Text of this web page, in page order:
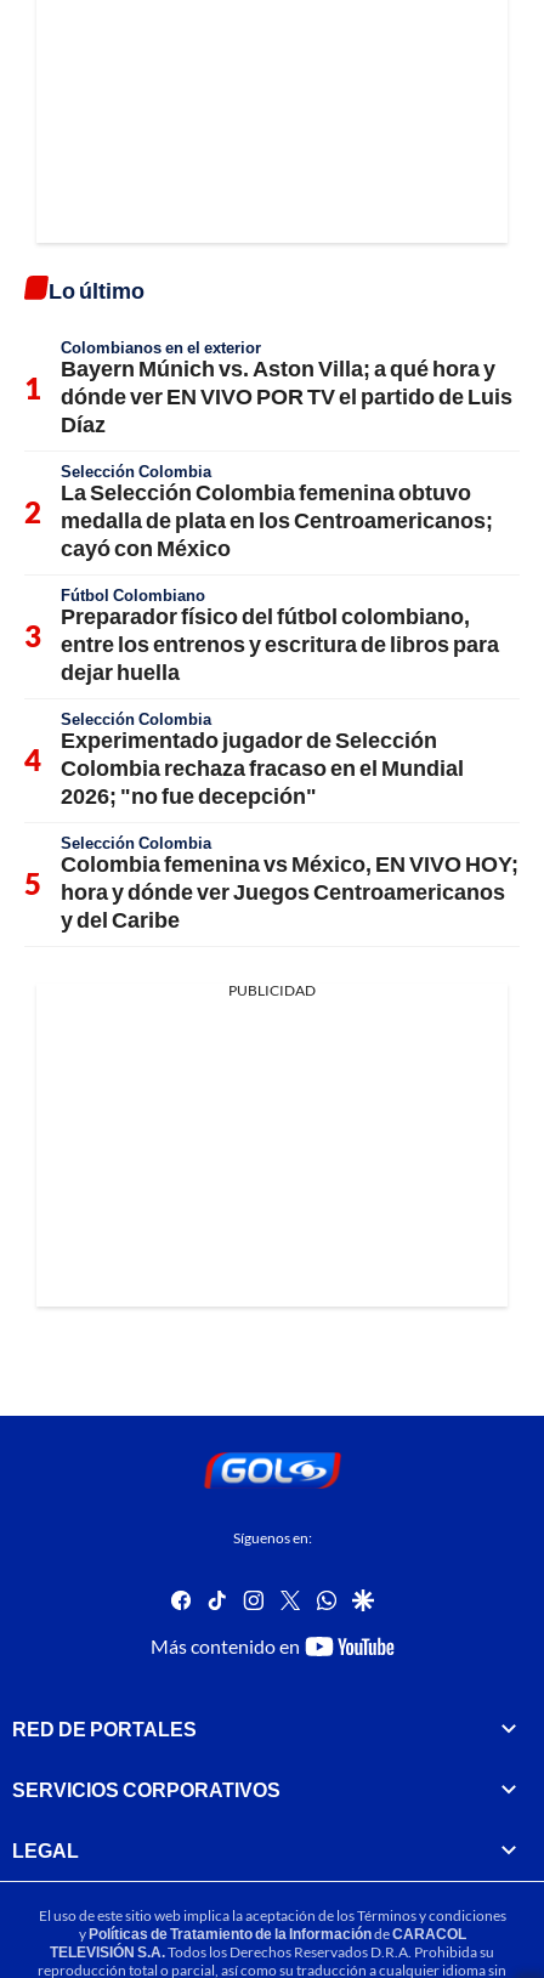
Lo último
Colombianos en el exterior
Bayern Múnich vs. Aston Villa; a qué hora y
dónde ver EN VIVO POR TV el partido de Luis
Díaz
Selección Colombia
La Selección Colombia femenina obtuvo
medalla de plata en los Centroamericanos;
cayó con México
Fútbol Colombiano
Preparador físico del fútbol colombiano,
entre los entrenos y escritura de libros para
dejar huella
Selección Colombia
Experimentado jugador de Selección
Colombia rechaza fracaso en el Mundial
2026; "no fue decepción"
Selección Colombia
Colombia femenina vs México, EN VIVO HOY;
hora y dónde ver Juegos Centroamericanos
y del Caribe
PUBLICIDAD
Síguenos en:
facebook
tiktok instagram
twitterwhatsapp
google
Más contenido en
youtube-
RED DE PORTALES
SERVICIOS CORPORATIVOS
LEGAL
El uso de este sitio web implica la aceptación de losTérminos y condiciones
yPolíticas de Tratamiento de la InformacióndeCARACOL
TELEVISIÓN S.A.Todos los Derechos Reservados D.R.A. Prohibida su
reproducción total o parcial, así como su traducción a cualquier idioma sin